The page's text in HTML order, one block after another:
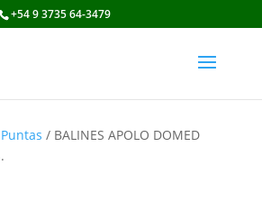
+54 9 3735 64-3479
/ BALINES APOLO DOMED